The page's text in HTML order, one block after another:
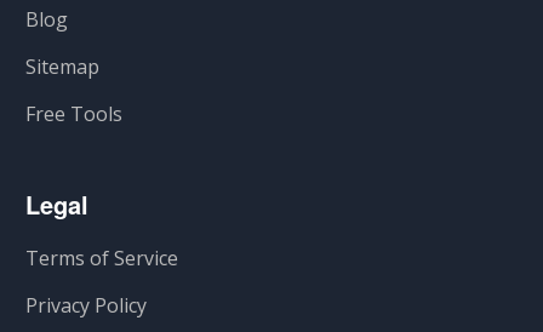
Blog
Sitemap
Free Tools
Legal
Terms of Service
Privacy Policy